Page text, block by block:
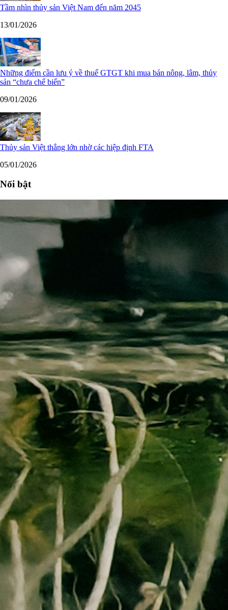
Tầm nhìn thủy sản Việt Nam đến năm 2045
13/01/2026
Những điểm cần lưu ý về thuế GTGT khi mua bán nông, lâm, thủy
sản “chưa chế biến”
09/01/2026
Thủy sản Việt thắng lớn nhờ các hiệp định FTA
05/01/2026
Nổi bật